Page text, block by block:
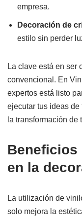
empresa.
Decoración de
estilo sin perder
La clave está en ser
convencional. En
expertos está listo
ejecutar tus ideas de
la transformación de
en la
La utilización de
solo mejora la